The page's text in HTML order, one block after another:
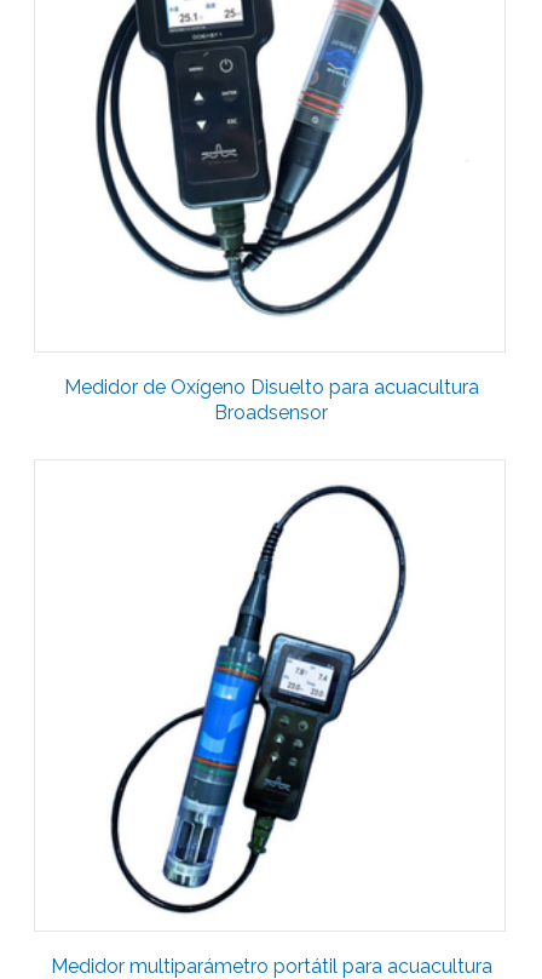
Medidor de Oxígeno Disuelto para acuacultura
Broadsensor
Medidor multiparámetro portátil para acuacultura